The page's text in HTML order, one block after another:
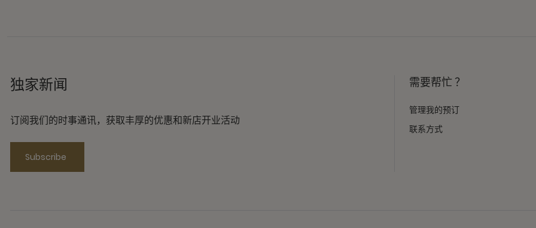
独家新闻
订阅我们的时事通讯，获取丰厚的优惠和新店开业活动
Subscribe
需要帮忙 ？
管理我的预订
联系方式